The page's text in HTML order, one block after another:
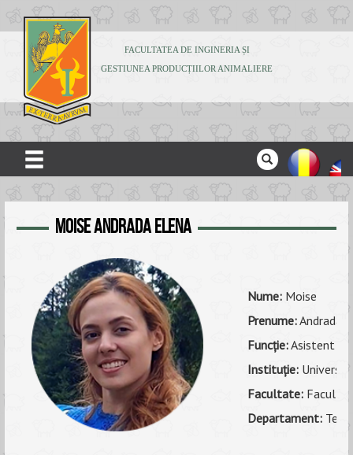
FACULTATEA DE INGINERIA ȘI
GESTIUNEA PRODUCȚIILOR ANIMALIERE
ACASĂ
DESPRE NOI
STUDENȚI
CERCETARE
PUBLICAȚII
ANUNȚURI
ALUMNI
Moise Andrada Elena
Nume:Moise
Prenume:Andrada -
Funcţie:Asistent
Instituţie:
Facultate:
Departament: